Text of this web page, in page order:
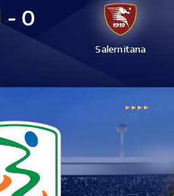
- 0
Salernitana